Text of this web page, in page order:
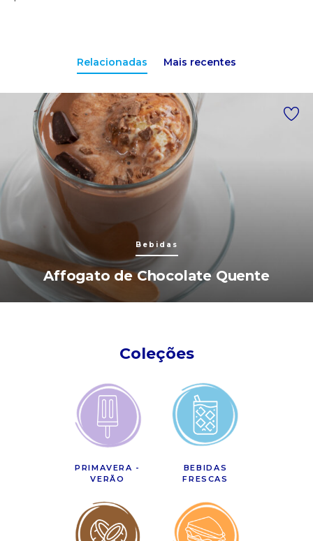
Relacionadas Mais recentes
Bebidas
Affogato de Chocolate Quente
Coleções
PRIMAVERA -
VERÃO
BEBIDAS
FRESCAS